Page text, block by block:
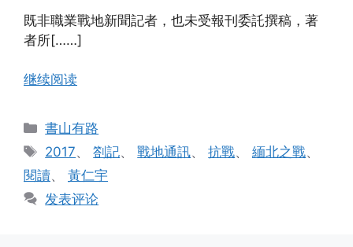
既非職業戰地新聞記者，也未受報刊委託撰稿，著
者所[……]
继续阅读
分
类
書山有路
标
签
2017、劄記、戰地通訊、抗戰、緬北之戰、
閱讀、 黃仁宇
发表评论